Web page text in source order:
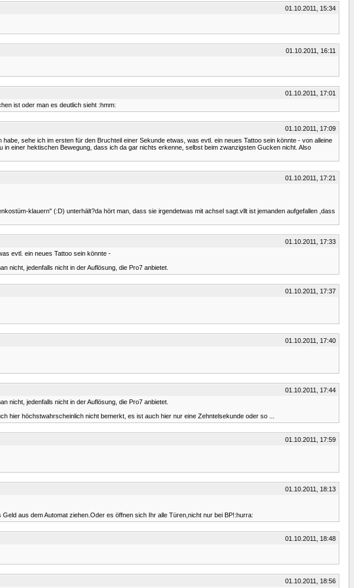
01.10.2011, 15:34
01.10.2011, 16:11
01.10.2011, 17:01
ist oder man es deutlich sieht :hmm:
01.10.2011, 17:09
sehe ich im ersten für den Bruchteil einer Sekunde etwas, was evtl. ein neues Tattoo sein könnte - von alleine
einer hektischen Bewegung, dass ich da gar nichts erkenne, selbst beim zwanzigsten Gucken nicht. Also
01.10.2011, 17:21
klauern" (:D) unterhält?da hört man, dass sie irgendetwas mit achsel sagt.vllt ist jemanden aufgefallen ,dass
01.10.2011, 17:33
evtl. ein neues Tattoo sein könnte -
nicht, jedenfalls nicht in der Auflösung, die Pro7 anbietet.
01.10.2011, 17:37
01.10.2011, 17:40
01.10.2011, 17:44
nicht, jedenfalls nicht in der Auflösung, die Pro7 anbietet.
hier höchstwahrscheinlich nicht bemerkt, es ist auch hier nur eine Zehntelsekunde oder so ...
01.10.2011, 17:59
01.10.2011, 18:13
aus dem Automat ziehen.Oder es öffnen sich Ihr alle Türen,nicht nur bei BP!:hurra:
01.10.2011, 18:48
01.10.2011, 18:56